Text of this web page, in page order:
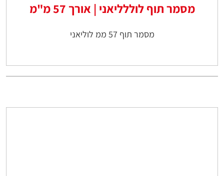
מסמר תוף לוללליאני | אורך 57 מ"מ
מסמר תוף 57 ממ לוליאני